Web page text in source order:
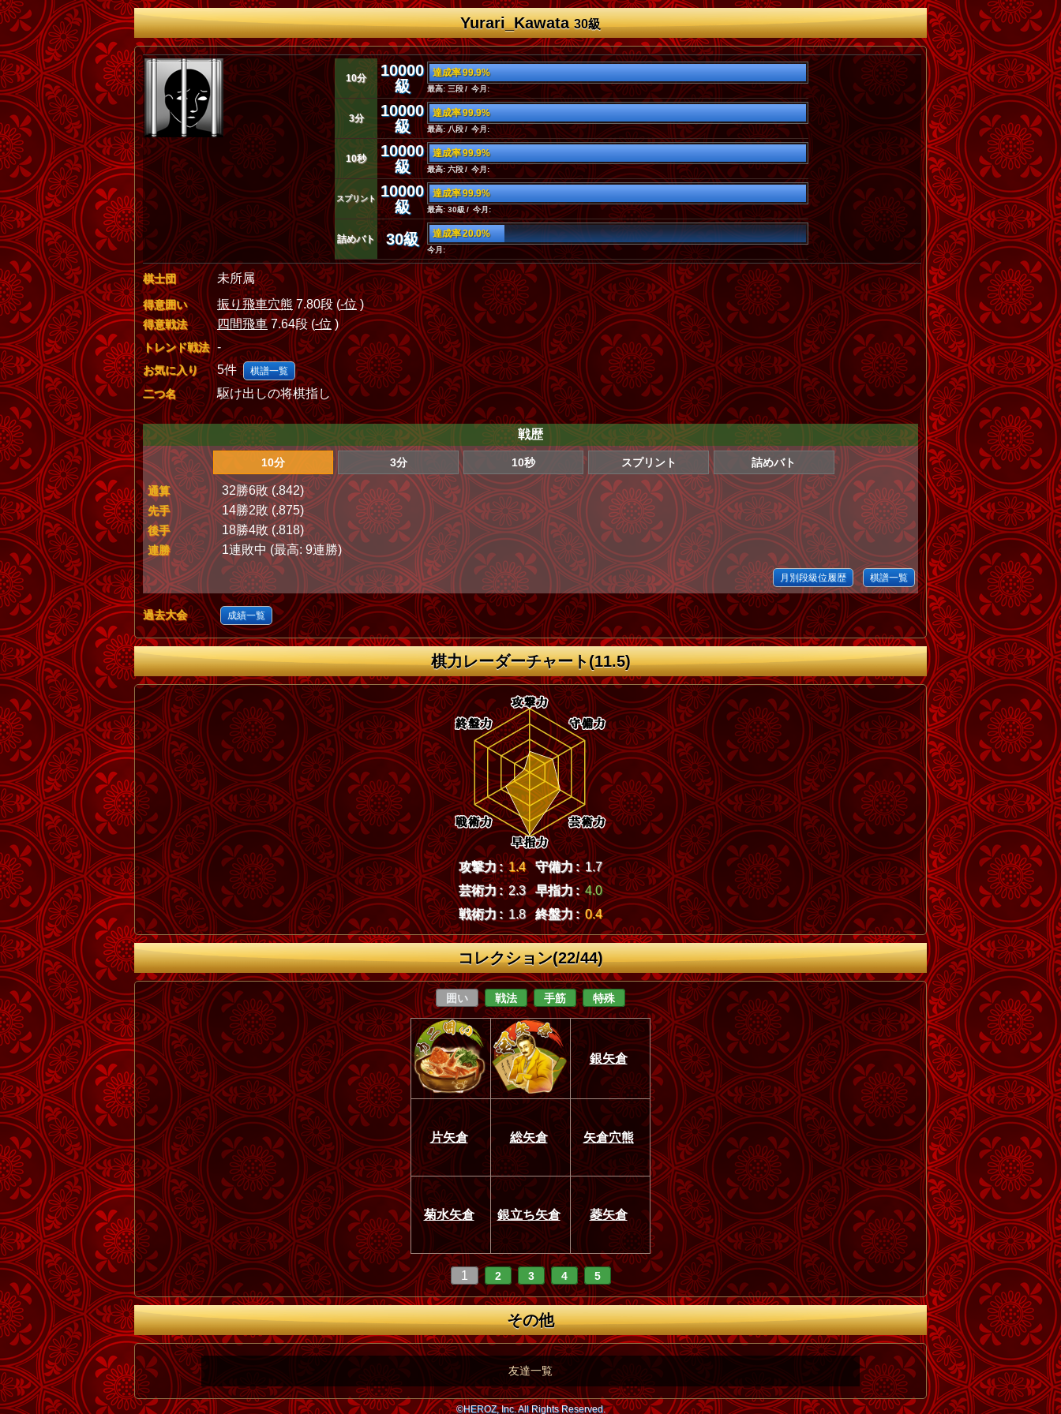
Yurari_Kawata30級
10分
10000
級
達成率 99.9%
最高: 三段 / 今月:
3分
10000
級
達成率 99.9%
最高: 八段 / 今月:
10秒
10000
級
達成率 99.9%
最高: 六段 / 今月:
スプリント
10000
級
達成率 99.9%
最高: 30級 / 今月:
詰めバト 30級 達成率 20.0%
今月:
棋士団 未所属
得意囲い 振り飛車穴熊7.80段 (-位)
得意戦法 四間飛車7.64段 (-位 )
トレンド戦法 -
お気に入り 5件 棋譜一覧
二つ名 駆け出しの将棋指し
戦歴
10分 3分 10秒 スプリント 詰めバト
通算 32勝6敗 (.842)
先手 14勝2敗 (.875)
後手 18勝4敗 (.818)
連勝 1連敗中 (最高: 9連勝)
月別段級位履歴 棋譜一覧
過去大会 成績一覧
棋力レーダーチャート(11.5)
攻撃力 : 1.4 守備力 : 1.7
芸術力 : 2.3 早指力 : 4.0
戦術力 : 1.8 終盤力 : 0.4
コレクション(22/44)
囲い 戦法 手筋 特殊
銀矢倉
片矢倉 総矢倉 矢倉穴熊
菊水矢倉 銀立ち矢倉 菱矢倉
1 2 3 4 5
その他
友達一覧
©HEROZ, Inc. All Rights Reserved.